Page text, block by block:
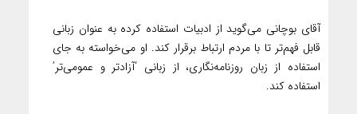
آقای بوچانی می‌گوید از ادبیات استفاده کرده به عنوان زبانی
قابل فهم‌تر تا با مردم ارتباط برقرار کند. او می‌خواسته به جای
استفاده از زبان روزنامه‌نگاری، از زبانی ‘آزادتر و عمومی‌تر’
استفاده کند. ‌‌